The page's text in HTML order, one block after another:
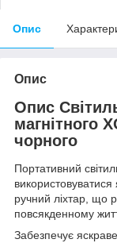
Опис
Опис
Опис
магнітного
чорного
Портативний
використовуватися
ручний ліхтар, що
повсякденному
Забезпечує